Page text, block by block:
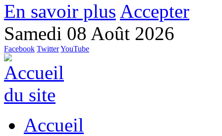
En savoir plus Accepter
Samedi 08 Août 2026
Facebook TwitterYouTube
Accueil